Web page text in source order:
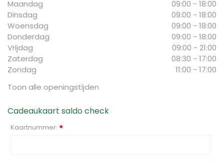
Maandag
09:00 - 18:00
Dinsdag
09:00 - 18:00
Woensdag
09:00 - 18:00
Donderdag
09:00 - 18:00
Vrijdag
09:00 - 21:00
Zaterdag
08:30 - 17:00
Zondag
11:00 - 17:00
Toon alle openingstijden
Cadeaukaart saldo check
Kaartnummer: *